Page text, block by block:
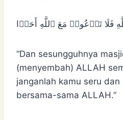
فَلَا تَدۡعُوا۟ مَعَ ٱللَّهِ أَحَدࣰا
“Dan sesungguhnya
(menyembah) ALLAH
janganlah kamu seru
bersama-sama ALLAH.”